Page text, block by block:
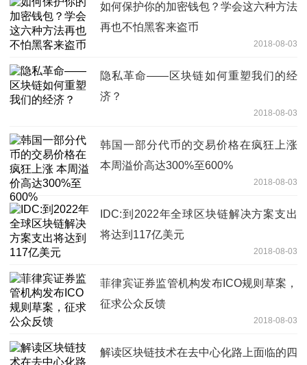
如何保护你的加密钱包？学会这六种方法
再也不怕黑客来盗币
2018-08-03
隐私革命——区块链如何重塑我们的经
济？
2018-08-03
韩国一部分代币的交易价格在疯狂上涨
本周溢价高达300%至600%
2018-08-03
IDC:到2022年全球区块链解决方案支出
将达到117亿美元
2018-08-03
菲律宾证券监管机构发布ICO规则草案，
征求公众反馈
2018-08-03
解读区块链技术在去中心化路上面临的四